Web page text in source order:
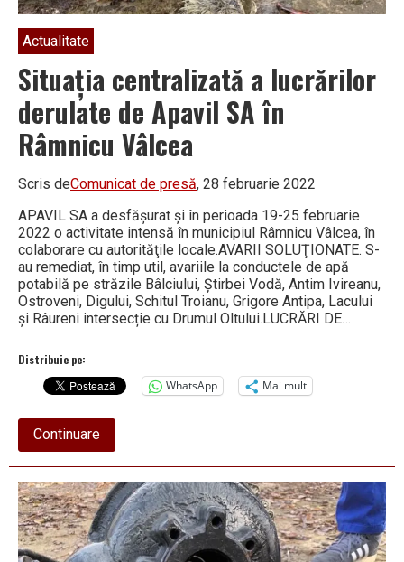
Actualitate
Situaţia centralizată a lucrărilor
derulate de Apavil SA în
Râmnicu Vâlcea
Scris deComunicat de presă, 28 februarie 2022
APAVIL SA a desfăşurat şi în perioada 19-25 februarie
2022 o activitate intensă în municipiul Râmnicu Vâlcea, în
colaborare cu autorităţile locale.AVARII SOLUŢIONATE. S-
au remediat, în timp util, avariile la conductele de apă
potabilă pe străzile Bâlciului, Știrbei Vodă, Antim Ivireanu,
Ostroveni, Digului, Schitul Troianu, Grigore Antipa, Lacului
și Râureni intersecție cu Drumul Oltului.LUCRĂRI DE…
Distribuie pe:
WhatsApp
Mai mult
Continuareabout
Situaţia
centralizată
lucrărilor
derulate
de
Apavil
SA